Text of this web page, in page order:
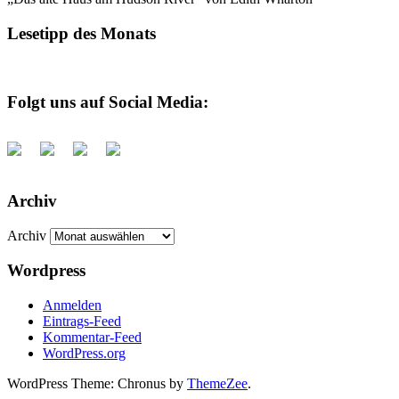
Lesetipp des Monats
Folgt uns auf Social Media:
Archiv
Archiv
Wordpress
Anmelden
Eintrags-Feed
Kommentar-Feed
WordPress.org
WordPress Theme: Chronus by ThemeZee.